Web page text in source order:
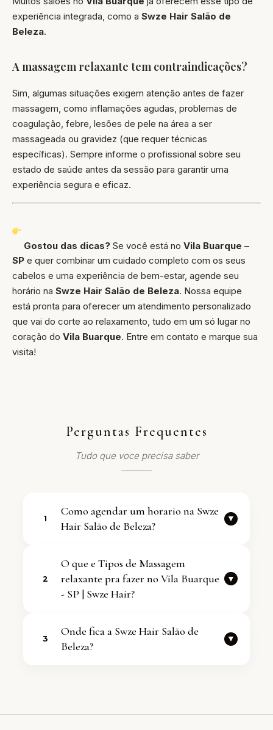
experiência integrada, como a Swze Hair Salão de
Beleza.
A massagem relaxante tem contraindicações?
Sim, algumas situações exigem atenção antes de fazer
massagem, como inflamações agudas, problemas de
coagulação, febre, lesões de pele na área a ser
massageada ou gravidez (que requer técnicas
específicas). Sempre informe o profissional sobre seu
estado de saúde antes da sessão para garantir uma
experiência segura e eficaz.
Gostou das dicas? Se você está no Vila Buarque –
SP e quer combinar um cuidado completo com os seus
cabelos e uma experiência de bem-estar, agende seu
horário na Swze Hair Salão de Beleza. Nossa equipe
está pronta para oferecer um atendimento personalizado
que vai do corte ao relaxamento, tudo em um só lugar no
coração do Vila Buarque. Entre em contato e marque sua
visita!
Perguntas Frequentes
Tudo que voce precisa saber
1
Como agendar um horario na Swze
Hair Salão de Beleza?
▼
diretamente pelo WhatsApp
+5511970344032. Atendemos com
agenda flexivel.
2
O que e Tipos de Massagem
relaxante pra fazer no Vila Buarque
- SP | Swze Hair?
▼
relaxante pra fazer no Vila Buarque -
SP | Swze Hair faz parte dos cuidados
3
Onde fica a Swze Hair Salão de
Beleza?
▼
SP, 01224-010.